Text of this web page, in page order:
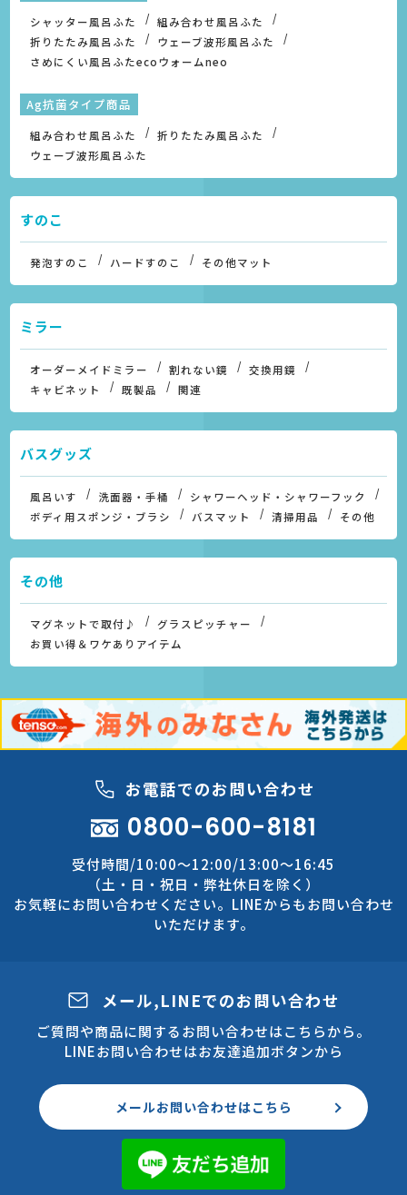
シャッター風呂ふた
組み合わせ風呂ふた
折りたたみ風呂ふた
ウェーブ波形風呂ふた
さめにくい風呂ふたecoウォームneo
Ag抗菌タイプ商品
組み合わせ風呂ふた
折りたたみ風呂ふた
ウェーブ波形風呂ふた
すのこ
発泡すのこ ハードすのこ その他マット
ミラー
オーダーメイドミラー 割れない鏡
交換用鏡
キャビネット
既製品 関連
バスグッズ
風呂いす 洗面器・手桶
シャワーヘッド・シャワーフック
ボディ用スポンジ・ブラシ
バスマット 清掃用品 その他
その他
マグネットで取付♪
グラスピッチャー
お買い得＆ワケありアイテム
お電話でのお問い合わせ
0800-600-8181
受付時間/10:00～12:00/13:00～16:45
（土・日・祝日・弊社休日を除く）
お気軽にお問い合わせください。LINEからもお問い合わせ
いただけます。
メール,LINEでのお問い合わせ
ご質問や商品に関するお問い合わせはこちらから。
LINEお問い合わせはお友達追加ボタンから
メールお問い合わせはこちら